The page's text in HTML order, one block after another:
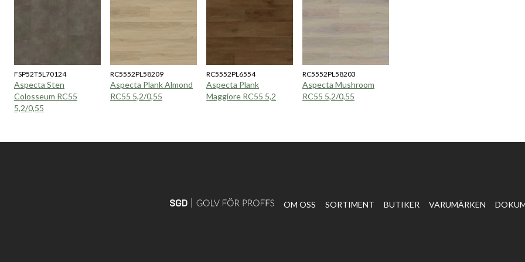
FSP52T5L70124
Aspecta Sten
Colosseum RC55
5,2/0,55
RC5552PL58209
Aspecta Plank Almond
RC55 5,2/0,55
RC5552PL6554
Aspecta Plank
Maggiore RC55 5,2
RC5552PL58203
Aspecta Mushroom
RC55 5,2/0,55
OM OSS SORTIMENT BUTIKER VARUMÄRKEN